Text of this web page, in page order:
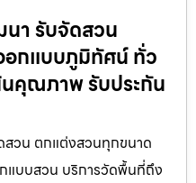
า รับจัดสวน
กแบบภูมิทัศน์ ทั่ว
นคุณภาพ รับประกัน
วน ตกแต่งสวนทุกขนาด
แบบสวน บริการวัดพื้นที่ถึง